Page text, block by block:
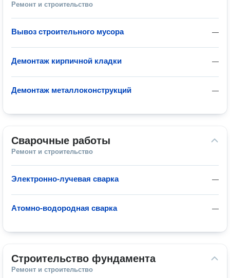
Ремонт и строительство
—
Вывоз строительного мусора
—
Демонтаж кирпичной кладки
—
Демонтаж металлоконструкций
Сварочные работы
Ремонт и строительство
—
Электронно-лучевая сварка
—
Атомно-водородная сварка
Строительство фундамента
Ремонт и строительство